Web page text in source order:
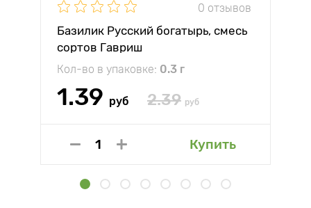
0 отзывов
Базилик Русский богатырь, смесь
сортов Гавриш
Кол-во в упаковке: 0.3 г
1.39 руб 2.39 руб
Купить